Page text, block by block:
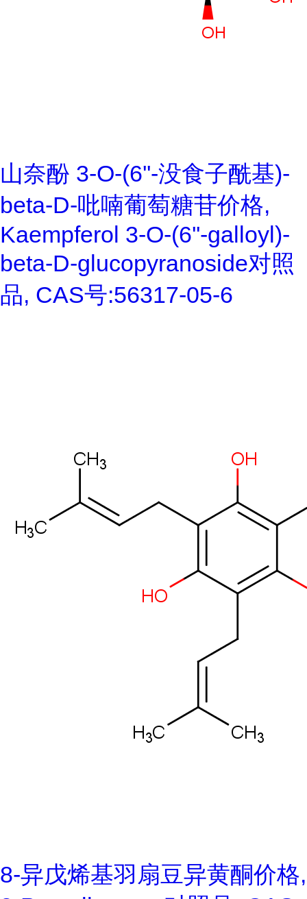
山奈酚 3-O-(6''-没食子酰基)-
beta-D-吡喃葡萄糖苷价格,
Kaempferol 3-O-(6''-galloyl)-
beta-D-glucopyranoside对照
品, CAS号:56317-05-6
8-异戊烯基羽扇豆异黄酮价格,